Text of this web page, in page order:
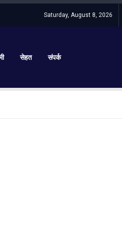
Saturday, August 8, 2026
सेहत संपर्क